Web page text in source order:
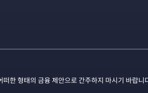
한 형태의 금융 제안으로 간주하지 마시기 바랍니